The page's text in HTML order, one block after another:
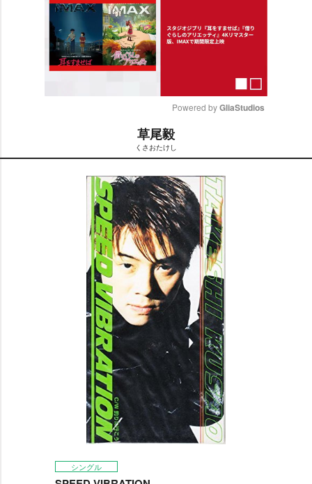
t
e
Powered by GliaStudios
草尾毅
くさおたけし
シングル